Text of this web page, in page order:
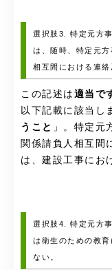
選択肢3. 特定元方
は、随時、特定元
相互間における連絡
この記述は 適当で
以下記載に該当し
うこと 」。特定元
関係請負人相互間
は、建設工事にお
選択肢4. 特定元方
は衛生のための教
ない。